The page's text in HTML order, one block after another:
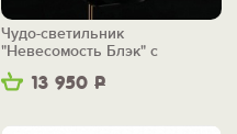
13 950 Р
Чудо-светильник
"Невесомость Блэк" с
беспроводной зарядкой